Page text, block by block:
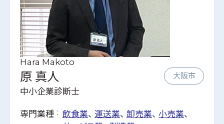
お問い合わせ
ビズクリポータル
ビズクリナレッジ
特定商取引に関する法律に基づく表記
個人情報保護方針
Hara Makoto
原 真人 大阪市
中小企業診断士
専門業種 飲食業 運送業 卸売業
小売業